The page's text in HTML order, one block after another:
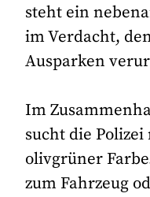
steht ein
im Verdacht,
Ausparken
Im
sucht die
olivgrüner
zum Fahrzeug